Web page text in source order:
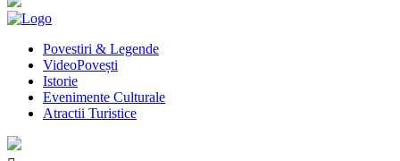
Povestiri & Legende
VideoPovești
Istorie
Evenimente Culturale
Atractii Turistice